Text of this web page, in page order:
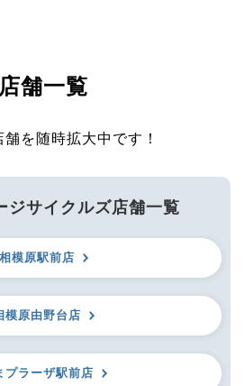
店舗一覧
を随時拡大中です！
ジサイクルズ店舗一覧
相模原駅前店
模原由野台店
プラーザ駅前店